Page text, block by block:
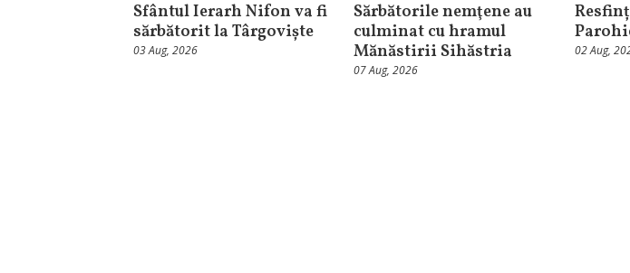
Sfântul Ierarh Nifon va fi
sărbătorit la Târgoviște
03 Aug, 2026
Sărbătorile nemţene au
culminat cu hramul
Mănăstirii Sihăstria
07 Aug, 2026
02 Aug,